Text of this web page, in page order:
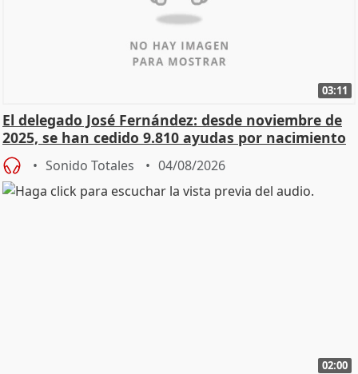
03:11
El delegado José Fernández: desde noviembre de
2025, se han cedido 9.810 ayudas por nacimiento
Sonido Totales 04/08/2026
02:00